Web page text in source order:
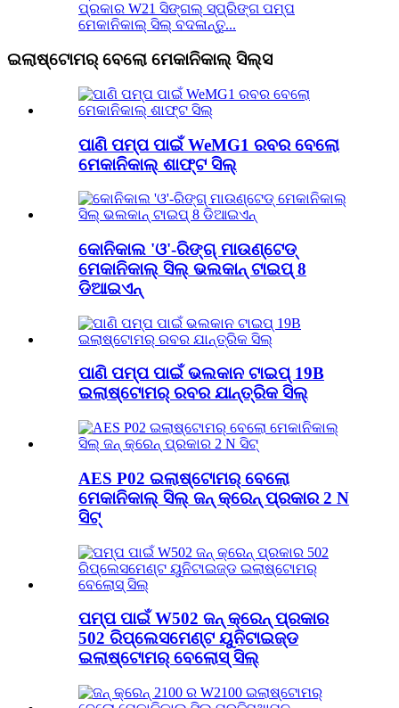
ପ୍ରକାର W21 ସିଙ୍ଗଲ୍ ସ୍ପ୍ରିଙ୍ଗ ପମ୍ପ
ମେକାନିକାଲ୍ ସିଲ୍ ବଦଳାନ୍ତୁ...
ଇଲାଷ୍ଟୋମର୍ ବେଲୋ ମେକାନିକାଲ୍ ସିଲ୍ସ
ପାଣି ପମ୍ପ ପାଇଁ WeMG1 ରବର ବେଲୋ
ମେକାନିକାଲ୍ ଶାଫ୍ଟ ସିଲ୍
କୋନିକାଲ 'ଓ'-ରିଙ୍ଗ୍ ମାଉଣ୍ଟେଡ୍
ମେକାନିକାଲ୍ ସିଲ୍ ଭଲକାନ୍ ଟାଇପ୍ 8
ଡିଆଇଏନ୍
ପାଣି ପମ୍ପ ପାଇଁ ଭଲକାନ ଟାଇପ୍ 19B
ଇଲାଷ୍ଟୋମର୍ ରବର ଯାନ୍ତ୍ରିକ ସିଲ୍
AES P02 ଇଲାଷ୍ଟୋମର୍ ବେଲୋ
ମେକାନିକାଲ୍ ସିଲ୍ ଜନ୍ କ୍ରେନ୍ ପ୍ରକାର 2 N
ସିଟ୍
ପମ୍ପ ପାଇଁ W502 ଜନ୍ କ୍ରେନ୍ ପ୍ରକାର
502 ରିପ୍ଲେସମେଣ୍ଟ ୟୁନିଟାଇଜ୍ଡ
ଇଲାଷ୍ଟୋମର୍ ବେଲୋସ୍ ସିଲ୍